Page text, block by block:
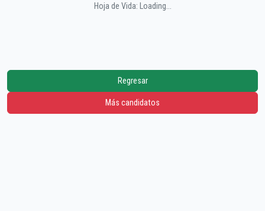
Hoja de Vida: Loading...
Regresar
Más candidatos